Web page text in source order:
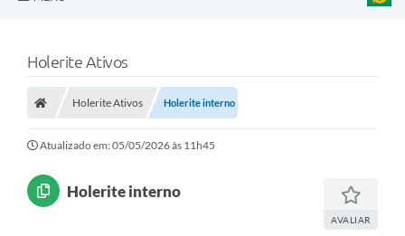
Transparência Pública
Notícias
Legislação
Holerite Ativos
Holerite Ativos Holerite interno
Atualizado em: 05/05/2026 às 11h45
Holerite interno
AVALIAR